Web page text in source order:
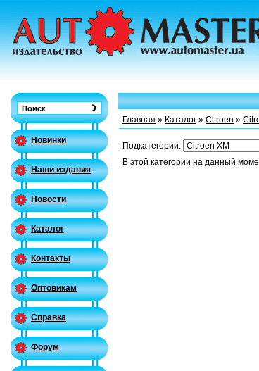
Новинки
Наши издания
Новости
Каталог
Контакты
Оптовикам
Справка
Форум
Главная » Каталог » Citroen »
Подкатегории:
В этой категории на данный